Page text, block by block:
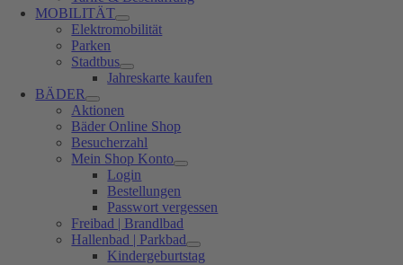
MOBILITÄT
Elektromobilität
Parken
Stadtbus
Jahreskarte kaufen
BÄDER
Aktionen
Bäder Online Shop
Besucherzahl
Mein Shop Konto
Login
Bestellungen
Passwort vergessen
Freibad | Brandlbad
Hallenbad | Parkbad
Kindergeburtstag